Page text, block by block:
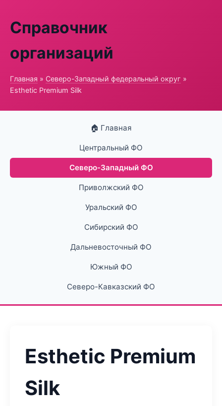
Справочник
организаций
Главная » Северо-Западный федеральный округ »
Esthetic Premium Silk
🏠 Главная
Центральный ФО
Северо-Западный ФО
Приволжский ФО
Уральский ФО
Сибирский ФО
Дальневосточный ФО
Южный ФО
Северо-Кавказский ФО
Esthetic Premium
Silk